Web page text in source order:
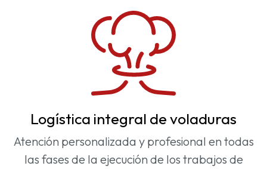
Logística integral de voladuras
Atención personalizada y profesional en todas
las fases de la ejecución de los trabajos de